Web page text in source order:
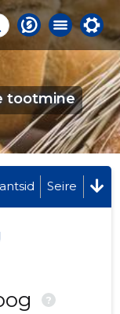
tootmine
Seire
?